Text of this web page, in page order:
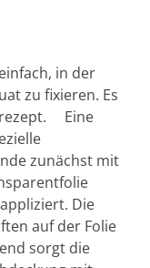
in der
zu fixieren. Es
Eine
zunächst mit
Die
auf der Folie
sorgt die